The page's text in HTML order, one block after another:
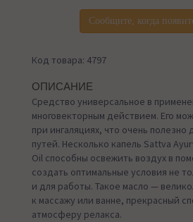
Сообщите, когда
Код товара: 4797
ОПИСАНИЕ
Средство универсальное в
многовекторным действием. Его
при ингаляциях, что очень полезно
путей. Несколько капель Sattva
Oil способны освежить воздух в
создать оптимальные условия не
и для работы. Такое масло —
к массажу или ванне, прекрасный
атмосферу релакса.